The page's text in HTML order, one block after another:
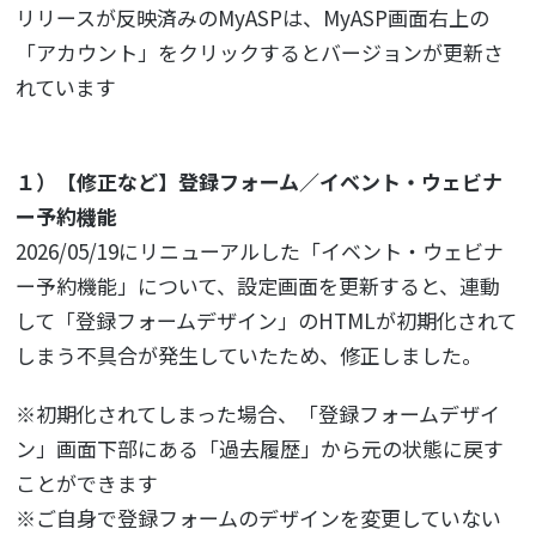
リリースが反映済みのMyASPは、MyASP画面右上の
「アカウント」をクリックするとバージョンが更新さ
れています
１）【修正など】登録フォーム／イベント・ウェビナ
ー予約機能
2026/05/19にリニューアルした「イベント・ウェビナ
ー予約機能」について、設定画面を更新すると、連動
して「登録フォームデザイン」のHTMLが初期化されて
しまう不具合が発生していたため、修正しました。
※初期化されてしまった場合、「登録フォームデザイ
ン」画面下部にある「過去履歴」から元の状態に戻す
ことができます
※ご自身で登録フォームのデザインを変更していない